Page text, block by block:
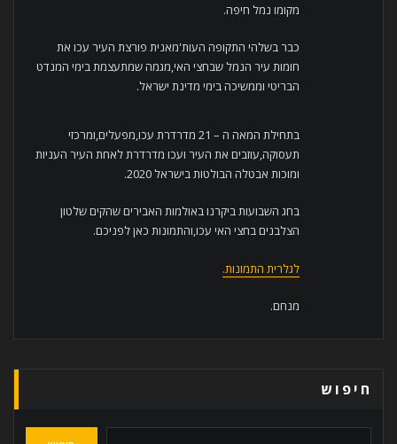
מקומו נמל חיפה.
כבר בשלהי התקופה העות'מאנית פורצת העיר עכו את
חומות עיר הנמל שבחצי האי,מגמה שמתעצמת בימי המנדט
הבריטי וממשיכה בימי מדינת ישראל.
בתחילת המאה ה – 21 מדרדרת עכו,מפעלים,ומרכזי
תעסוקה,עוזבים את העיר ועכו מדרדרת לאחת העיר העניות
ומוכות אבטלה הבולטות בישראל 2020.
בחג השבועות ביקרנו באולמות האבירים שהקים שלטון
הצלבנים בחצי האי עכו,והתמונות כאן לפניכם.
לגלרית התמונות.
מנחם.
חיפוש